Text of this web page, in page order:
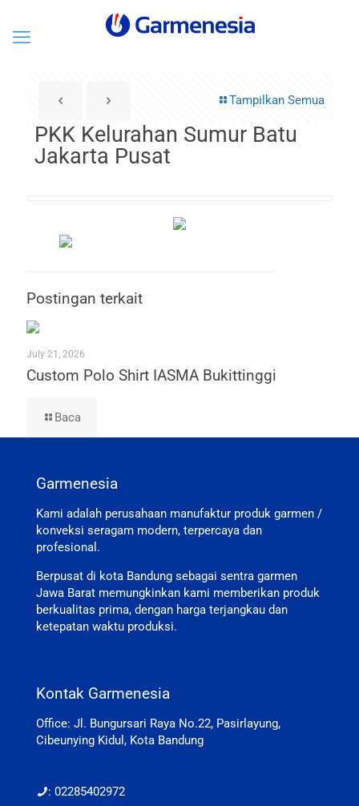
Tampilkan Semua
PKK Kelurahan Sumur Batu
Jakarta Pusat
Postingan terkait
July 21, 2026
Custom Polo Shirt IASMA Bukittinggi
Baca
Garmenesia
Kami adalah perusahaan manufaktur produk garmen /
konveksi seragam modern, terpercaya dan
profesional.
Berpusat di kota Bandung sebagai sentra garmen
Jawa Barat memungkinkan kami memberikan produk
berkualitas prima, dengan harga terjangkau dan
ketepatan waktu produksi.
Kontak Garmenesia
Office: Jl. Bungursari Raya No.22, Pasirlayung,
Cibeunying Kidul, Kota Bandung
: 02285402972